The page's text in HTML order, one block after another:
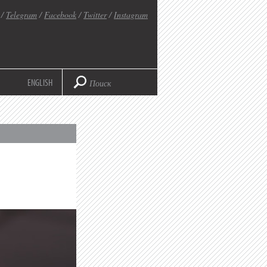
Telegram/Facebook/ Twitter/Instagram
ENGLISH